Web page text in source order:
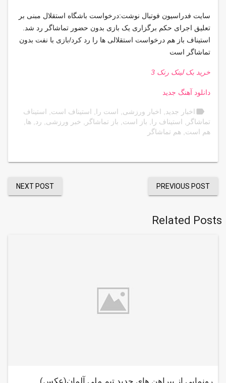
سایت فدراسیون فوتبال نوشت:درخواست باشگاه استقلال مبنی بر
تعلیق اجرای حکم برگزاری یک بازی بدون حضور تماشاگر رد شد.
استیناف باز هم درخواست استقلالی ها را رد کرد/بازی با نفت بدون
تماشاگر است
خرید بک لینک رنک 3
دانلود آهنگ جدید
label اخبار جدید اخبار ورزشی است را استیناف است
استیناف
تماشاگر
استیناف را باز است باز تماشاگر خبر ورزشی رد ها
هم است هم تماشاگر
PREVIOUS POST
NEXT POST
Related Posts
رونمایی از پیراهن های جدید تیم ملی آلمان(عکس)